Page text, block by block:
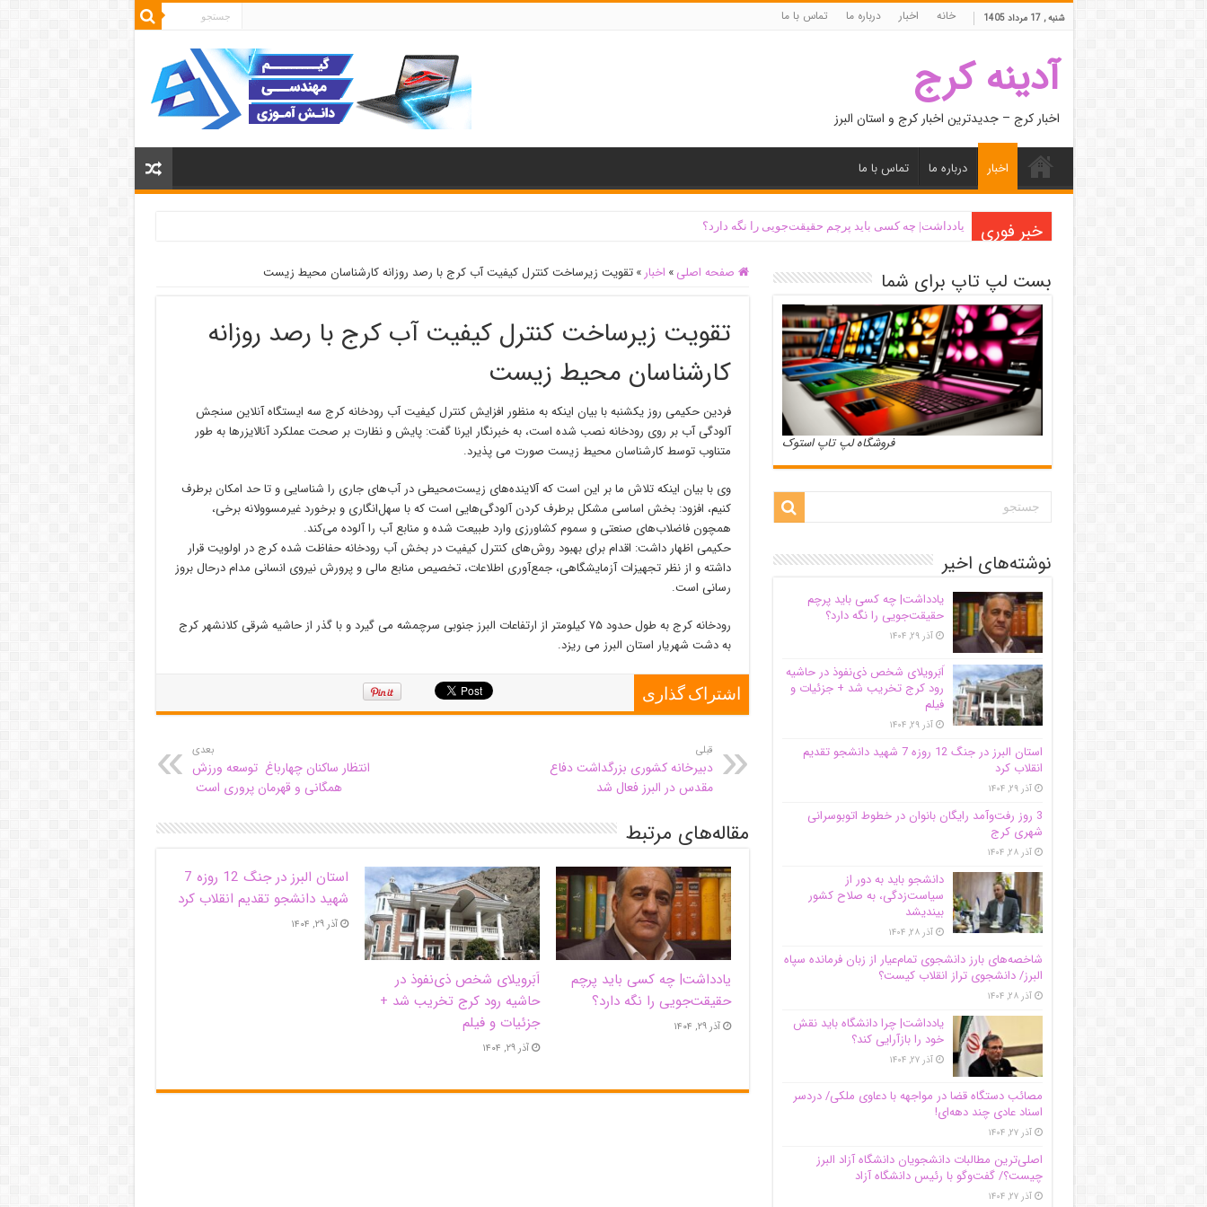
شنبه , 17 مرداد 1405 خانه اخبار درباره ما تماس با ما
آدینه کرج
اخبار کرج – جدیدترین اخبار کرج و استان البرز
اخبار درباره ما تماس با ما
خبر فوری یادداشت| ‌چه کسی باید پرچم حقیقت‌جویی را نگه دارد؟
صفحه اصلی » اخبار » تقویت زیرساخت کنترل کیفیت آب کرج با رصد روزانه کارشناسان محیط زیست
تقویت زیرساخت کنترل کیفیت آب کرج با رصد روزانه
کارشناسان محیط زیست
فردین حکیمی روز یکشنبه با بیان اینکه به منظور افزایش کنترل کیفیت آب رودخانه کرج سه ایستگاه آنلاین سنجش
آلودگی آب بر روی رودخانه نصب شده است، به خبرنگار ایرنا گفت: پایش و نظارت بر صحت عملکرد آنالایزرها به طور
متناوب توسط کارشناسان محیط زیست صورت می پذیرد.
وی با بیان اینکه تلاش ما بر این است که آلاینده‌های زیست‌محیطی در آب‌های جاری را شناسایی و تا حد امکان برطرف
کنیم، افزود: بخش اساسی مشکل برطرف کردن آلودگی‌هایی است که با سهل‌انگاری و برخورد غیرمسوولانه برخی،
همچون فاضلاب‌های صنعتی و سموم کشاورزی وارد طبیعت شده و منابع آب را آلوده می‌کند.
حکیمی اظهار داشت: اقدام برای بهبود روش‌های کنترل کیفیت در بخش آب رودخانه حفاظت شده کرج در اولویت قرار
داشته و از نظر تجهیزات آزمایشگاهی، جمع‌آوری اطلاعات، تخصیص منابع مالی و پرورش نیروی انسانی مدام درحال بروز
رسانی است.
رودخانه کرج به طول حدود ۷۵ کیلومتر از ارتفاعات البرز جنوبی سرچمشه می گیرد و با گذر از حاشیه شرقی کلانشهر کرج
به دشت شهریار استان البرز می ریزد.
اشتراک گذاری
قبلی
دبیرخانه کشوری بزرگداشت دفاع
مقدس در البرز فعال شد
بعدی
انتظار ساکنان چهارباغ توسعه‌ ورزش
همگانی و قهرمان پروری است
مقاله‌های مرتبط
یادداشت| ‌چه کسی باید پرچم
حقیقت‌جویی را نگه دارد؟
آذر ۲۹, ۱۴۰۴
اَبَر‌ویلای شخص ذی‌نفوذ در
حاشیه‌ رود کرج تخریب شد +
جزئیات و فیلم
آذر ۲۹, ۱۴۰۴
استان البرز در جنگ 12 روزه 7
شهید دانشجو تقدیم انقلاب کرد
آذر ۲۹, ۱۴۰۴
بست لپ تاپ برای شما
فروشگاه لپ تاپ استوک
نوشته‌های اخیر
یادداشت| ‌چه کسی باید پرچم
حقیقت‌جویی را نگه دارد؟
آذر ۲۹, ۱۴۰۴
اَبَر‌ویلای شخص ذی‌نفوذ در حاشیه‌
رود کرج تخریب شد + جزئیات و
فیلم
آذر ۲۹, ۱۴۰۴
استان البرز در جنگ 12 روزه 7 شهید دانشجو تقدیم
انقلاب کرد
آذر ۲۹, ۱۴۰۴
3 روز رفت‌وآمد رایگان بانوان در خطوط اتوبوسرانی
شهری کرج
آذر ۲۸, ۱۴۰۴
دانشجو باید به دور از
سیاست‌زدگی، به صلاح کشور
بیندیشد
آذر ۲۸, ۱۴۰۴
شاخصه‌های بارز دانشجوی تمام‌عیار از زبان فرمانده سپاه
البرز/ دانشجوی تراز انقلاب کیست؟
آذر ۲۸, ۱۴۰۴
یادداشت| چرا دانشگاه باید نقش
خود را بازآرایی کند؟
آذر ۲۷, ۱۴۰۴
مصائب دستگاه قضا در مواجهه با دعاوی ملکی/ دردسر
اسناد عادی چند‌ دهه‌ای!
آذر ۲۷, ۱۴۰۴
اصلی‌ترین مطالبات دانشجویان دانشگاه آزاد البرز
چیست؟/ گفت‌وگو با رئیس دانشگاه آز‌اد
آذر ۲۷, ۱۴۰۴